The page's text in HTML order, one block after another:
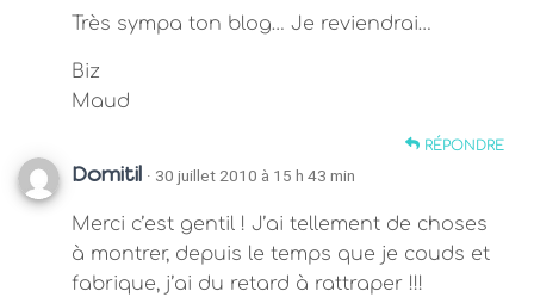
Très sympa ton blog… Je reviendrai…
Biz
Maud
RÉPONDRE
Domitil · 30 juillet 2010 à 15 h 43 min
Merci c’est gentil ! J’ai tellement de choses
à montrer, depuis le temps que je couds et
fabrique, j’ai du retard à rattraper !!!